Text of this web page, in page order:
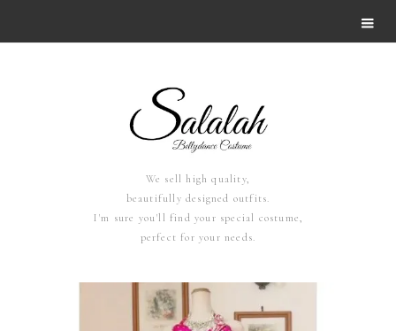
We sell high quality,
beautifully designed outfits.
I'm sure you'll find your special costume,
perfect for your needs.